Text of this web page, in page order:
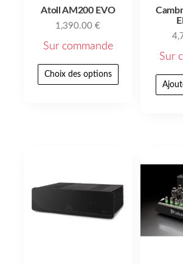
Atoll AM200 EVO
1,390.00€
Sur commande
Choix des options
Sur